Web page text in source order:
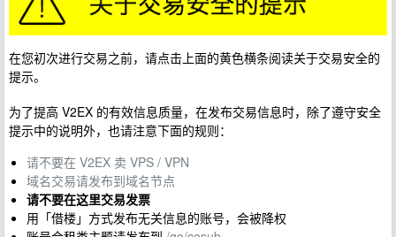
在您初次进行交易之前，请点击上面的黄色横条阅读关于交易安全的
提示。
为了提高 V2EX 的有效信息质量，在发布交易信息时，除了遵守安全
提示中的说明外，也请注意下面的规则：
请不要在 V2EX 卖 VPS / VPN
域名交易请发布到域名节点
请不要在这里交易发票
用「借楼」方式发布无关信息的账号，会被降权